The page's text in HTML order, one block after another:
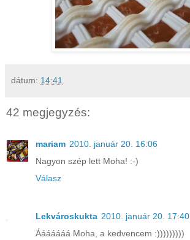
dátum: 14:41
42 megjegyzés:
mariam 2010. január 20. 16:06
Nagyon szép lett Moha! :-)
Válasz
Lekvároskukta 2010. január 20. 17:40
Ááááááá Moha, a kedvencem :)))))))))